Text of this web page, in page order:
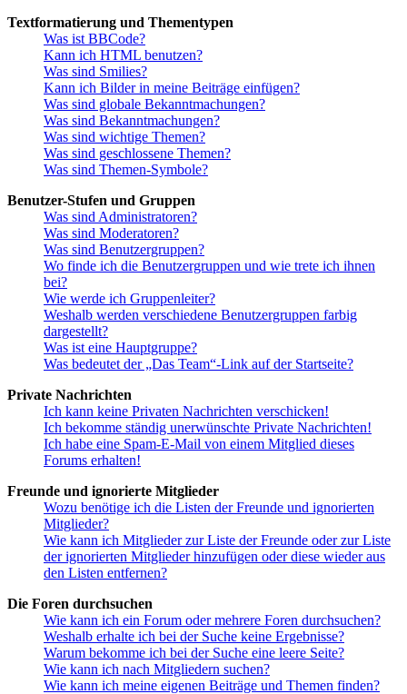
Textformatierung und Thementypen
Was ist BBCode?
Kann ich HTML benutzen?
Was sind Smilies?
Kann ich Bilder in meine Beiträge einfügen?
Was sind globale Bekanntmachungen?
Was sind Bekanntmachungen?
Was sind wichtige Themen?
Was sind geschlossene Themen?
Was sind Themen-Symbole?
Benutzer-Stufen und Gruppen
Was sind Administratoren?
Was sind Moderatoren?
Was sind Benutzergruppen?
Wo finde ich die Benutzergruppen und wie trete ich ihnen
bei?
Wie werde ich Gruppenleiter?
Weshalb werden verschiedene Benutzergruppen farbig
dargestellt?
Was ist eine Hauptgruppe?
Was bedeutet der „Das Team“-Link auf der Startseite?
Private Nachrichten
Ich kann keine Privaten Nachrichten verschicken!
Ich bekomme ständig unerwünschte Private Nachrichten!
Ich habe eine Spam-E-Mail von einem Mitglied dieses
Forums erhalten!
Freunde und ignorierte Mitglieder
Wozu benötige ich die Listen der Freunde und ignorierten
Mitglieder?
Wie kann ich Mitglieder zur Liste der Freunde oder zur Liste
der ignorierten Mitglieder hinzufügen oder diese wieder aus
den Listen entfernen?
Die Foren durchsuchen
Wie kann ich ein Forum oder mehrere Foren durchsuchen?
Weshalb erhalte ich bei der Suche keine Ergebnisse?
Warum bekomme ich bei der Suche eine leere Seite?
Wie kann ich nach Mitgliedern suchen?
Wie kann ich meine eigenen Beiträge und Themen finden?